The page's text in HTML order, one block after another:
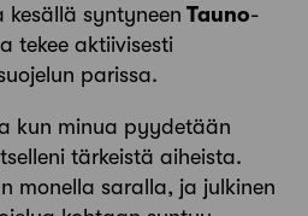
syntyneen Tauno-
tekee aktiivisesti
parissa.
kun minua pyydetään
tärkeistä aiheista.
monella saralla, ja julkinen